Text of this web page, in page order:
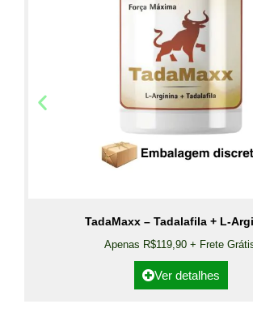
TadaMaxx – Tadalafila + L-
Apenas R$119,90 + Frete
Ver detalhes